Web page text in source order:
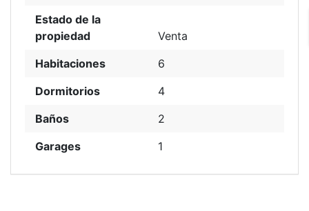
Estado de la
propiedad
Venta
Habitaciones
6
Dormitorios
4
Baños
2
Garages
1